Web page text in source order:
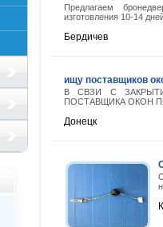
Предлагаем
изготовления 10-14
Бердичев
ищу поставщиков
В СВЗИ С
ПОСТАВЩИКА ОКОН
Донецк